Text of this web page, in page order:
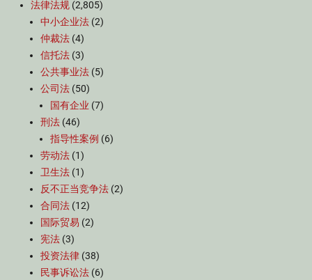
法律法规 (2,805)
中小企业法 (2)
仲裁法 (4)
信托法 (3)
公共事业法 (5)
公司法 (50)
国有企业 (7)
刑法 (46)
指导性案例 (6)
劳动法 (1)
卫生法 (1)
反不正当竞争法 (2)
合同法 (12)
国际贸易 (2)
宪法 (3)
投资法律 (38)
民事诉讼法 (6)